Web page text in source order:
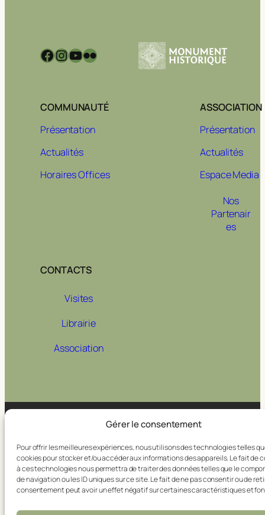
Gérer le consentement
Pour offrir les meilleures expériences, nous utilisons des technologies telles
cookies pour stocker et/ou accéder aux informations des appareils. Le fait de
à ces technologies nous permettra de traiter des données telles que le
de navigation ou les ID uniques sur ce site. Le fait de ne pas consentir ou de
consentement peut avoir un effet négatif sur certaines caractéristiques et
Facebook
Instagram
YouTube
Flickr
COMMUNAUTÉ
Présentation
Actualités
Horaires Offices
ASSOCIATION
Présentation
Actualités
Espace Media
Nos
Partenair
es
CONTACTS
Visites
Librairie
Association
Mentions légales